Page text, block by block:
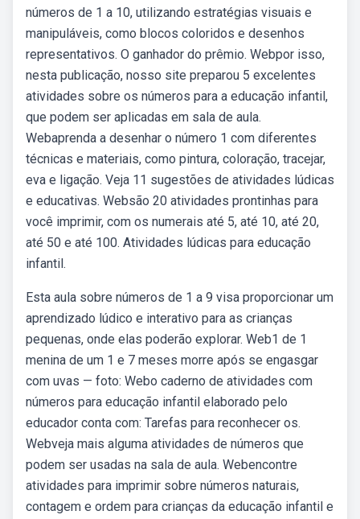
números de 1 a 10, utilizando estratégias visuais e
manipuláveis, como blocos coloridos e desenhos
representativos. O ganhador do prêmio. Webpor isso,
nesta publicação, nosso site preparou 5 excelentes
atividades sobre os números para a educação infantil,
que podem ser aplicadas em sala de aula.
Webaprenda a desenhar o número 1 com diferentes
técnicas e materiais, como pintura, coloração, tracejar,
eva e ligação. Veja 11 sugestões de atividades lúdicas
e educativas. Websão 20 atividades prontinhas para
você imprimir, com os numerais até 5, até 10, até 20,
até 50 e até 100. Atividades lúdicas para educação
infantil.
Esta aula sobre números de 1 a 9 visa proporcionar um
aprendizado lúdico e interativo para as crianças
pequenas, onde elas poderão explorar. Web1 de 1
menina de um 1 e 7 meses morre após se engasgar
com uvas — foto: Webo caderno de atividades com
números para educação infantil elaborado pelo
educador conta com: Tarefas para reconhecer os.
Webveja mais alguma atividades de números que
podem ser usadas na sala de aula. Webencontre
atividades para imprimir sobre números naturais,
contagem e ordem para crianças da educação infantil e